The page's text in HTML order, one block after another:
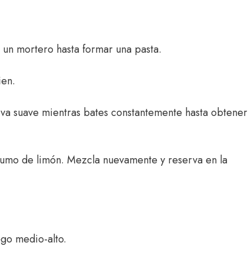
mortero hasta formar una pasta.
suave mientras bates constantemente hasta obtener
de limón. Mezcla nuevamente y reserva en la
medio-alto.